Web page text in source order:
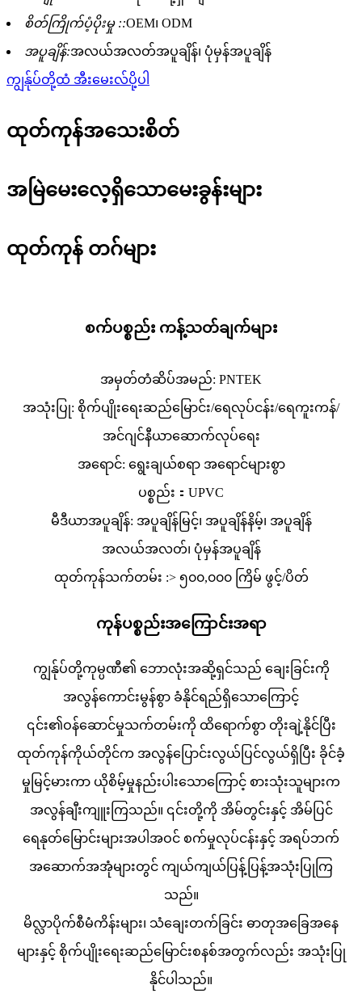
စိတ်ကြိုက်ပံ့ပိုးမှု ::OEM၊ ODM
အပူချိန်:အလယ်အလတ်အပူချိန်၊ ပုံမှန်အပူချိန်
ကျွန်ုပ်တို့ထံ အီးမေးလ်ပို့ပါ
ထုတ်ကုန်အသေးစိတ်
အမြဲမေးလေ့ရှိသောမေးခွန်းများ
ထုတ်ကုန် တဂ်များ
စက်ပစ္စည်း ကန့်သတ်ချက်များ
အမှတ်တံဆိပ်အမည်: PNTEK
အသုံးပြု: စိုက်ပျိုးရေးဆည်မြောင်း/ရေလုပ်ငန်း/ရေကူးကန်/
အင်ဂျင်နီယာဆောက်လုပ်ရေး
အရောင်: ရွေးချယ်စရာ အရောင်များစွာ
ပစ္စည်း：UPVC
မီဒီယာအပူချိန်: အပူချိန်မြင့်၊ အပူချိန်နိမ့်၊ အပူချိန်
အလယ်အလတ်၊ ပုံမှန်အပူချိန်
ထုတ်ကုန်သက်တမ်း :> ၅၀၀,၀၀၀ ကြိမ် ဖွင့်/ပိတ်
ကုန်ပစ္စည်းအကြောင်းအရာ
ကျွန်ုပ်တို့ကုမ္ပဏီ၏ ဘောလုံးအဆို့ရှင်သည် ချေးခြင်းကို
အလွန်ကောင်းမွန်စွာ ခံနိုင်ရည်ရှိသောကြောင့်
၎င်း၏ဝန်ဆောင်မှုသက်တမ်းကို ထိရောက်စွာ တိုးချဲ့နိုင်ပြီး
ထုတ်ကုန်ကိုယ်တိုင်က အလွန်ပြောင်းလွယ်ပြင်လွယ်ရှိပြီး ခိုင်ခံ့
မှုမြင့်မားကာ ယိုစိမ့်မှုနည်းပါးသောကြောင့် စားသုံးသူများက
အလွန်ချီးကျူးကြသည်။ ၎င်းတို့ကို အိမ်တွင်းနှင့် အိမ်ပြင်
ရေနုတ်မြောင်းများအပါအဝင် စက်မှုလုပ်ငန်းနှင့် အရပ်ဘက်
အဆောက်အအုံများတွင် ကျယ်ကျယ်ပြန့်ပြန့်အသုံးပြုကြ
သည်။
မိလ္လာပိုက်စီမံကိန်းများ၊ သံချေးတက်ခြင်း ဓာတုအခြေအနေ
များနှင့် စိုက်ပျိုးရေးဆည်မြောင်းစနစ်အတွက်လည်း အသုံးပြု
နိုင်ပါသည်။